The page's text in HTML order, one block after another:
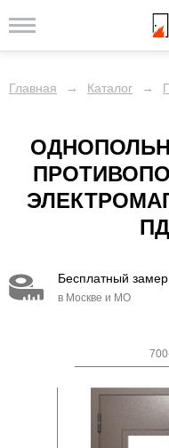
Главная → Каталог →
Бесплатный замер
в Москве и МО